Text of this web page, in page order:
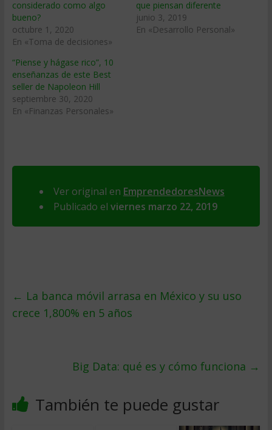
considerado como algo
bueno?
octubre 1, 2020
En «Toma de decisiones»
que piensan diferente
junio 3, 2019
En «Desarrollo Personal»
“Piense y hágase rico”, 10
enseñanzas de este Best
seller de Napoleon Hill
septiembre 30, 2020
En «Finanzas Personales»
Ver original en EmprendedoresNews
Publicado el viernes marzo 22, 2019
← La banca móvil arrasa en México y su uso
crece 1,800% en 5 años
Big Data: qué es y cómo funciona →
También te puede gustar